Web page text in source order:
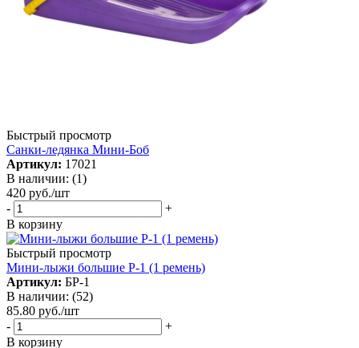
Быстрый просмотр
Санки-ледянка Мини-Боб
Артикул: 17021
В наличии: (1)
420 руб./шт
-
+
В корзину
Быстрый просмотр
Мини-лыжи большие Р-1 (1 ремень)
Артикул: БР-1
В наличии: (52)
85.80 руб./шт
-
+
В корзину